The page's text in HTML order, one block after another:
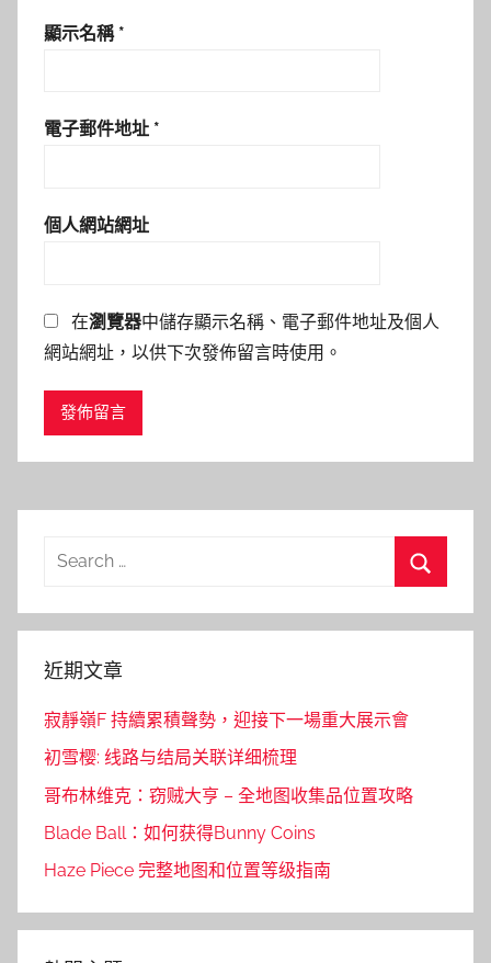
顯示名稱 *
電子郵件地址 *
個人網站網址
在瀏覽器中儲存顯示名稱、電子郵件地址及個人
網站網址，以供下次發佈留言時使用。
Search
近期文章
寂靜嶺F 持續累積聲勢，迎接下一場重大展示會
初雪樱: 线路与结局关联详细梳理
哥布林维克：窃贼大亨 – 全地图收集品位置攻略
Blade Ball：如何获得Bunny Coins
Haze Piece 完整地图和位置等级指南